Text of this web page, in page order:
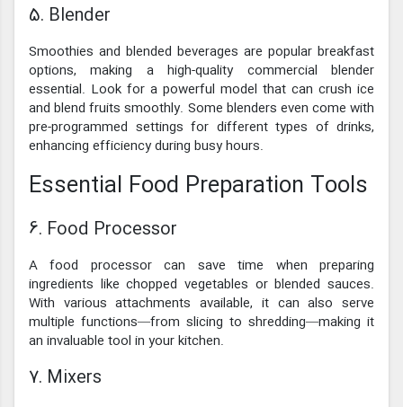
5. Blender
Smoothies and blended beverages are popular breakfast
options, making a high-quality commercial blender
essential. Look for a powerful model that can crush ice
and blend fruits smoothly. Some blenders even come with
pre-programmed settings for different types of drinks,
enhancing efficiency during busy hours.
Essential Food Preparation Tools
6. Food Processor
A food processor can save time when preparing
ingredients like chopped vegetables or blended sauces.
With various attachments available, it can also serve
multiple functions—from slicing to shredding—making it
an invaluable tool in your kitchen.
7. Mixers